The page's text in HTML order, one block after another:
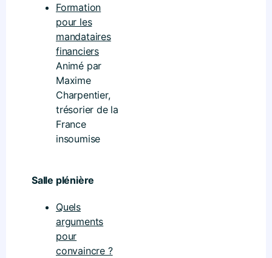
Formation
pour les
mandataires
financiers
Animé par
Maxime
Charpentier,
trésorier de la
France
insoumise
Salle plénière
Quels
arguments
pour
convaincre ?